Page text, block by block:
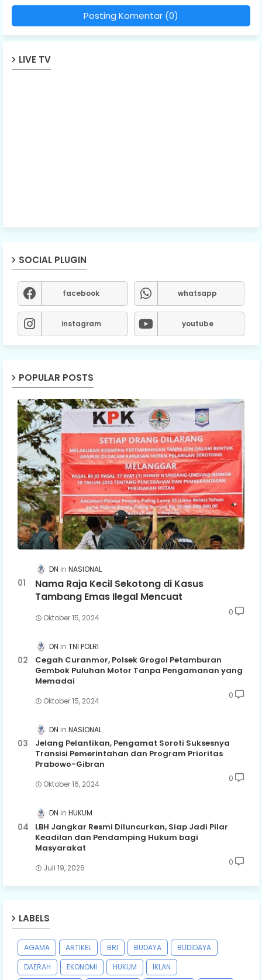
Posting Komentar (0)
LIVE TV
SOCIAL PLUGIN
facebook whatsapp
instagram youtube
POPULAR POSTS
DN NASIONAL
Nama Raja Kecil Sekotong di Kasus
Tambang Emas Ilegal Mencuat
Oktober 15, 2024
0
DN TNI POLRI
Cegah Curanmor, Polsek Grogol Petamburan
Gembok Puluhan Motor Tanpa Pengamanan yang
Memadai
Oktober 15, 2024
0
DN NASIONAL
Jelang Pelantikan, Pengamat Soroti Suksesnya
Transisi Pemerintahan dan Program Prioritas
Prabowo-Gibran
Oktober 16, 2024
0
DN HUKUM
LBH Jangkar Resmi Diluncurkan, Siap Jadi Pilar
Keadilan dan Pendamping Hukum bagi
Masyarakat
Juli 19, 2026
0
LABELS
AGAMA ARTIKEL BRI BUDAYA
BUDIDAYA
DAERAH
EKONOMI HUKUM
IKLAN